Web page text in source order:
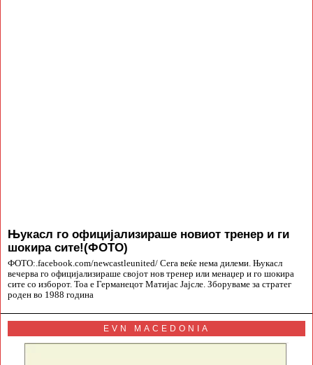
Њукасл го официјализираше новиот тренер и ги
шокира сите!(ФОТО)
ФОТО:.facebook.com/newcastleunited/ Сега веќе нема дилеми. Њукасл
вечерва го официјализираше својот нов тренер или менаџер и го шокира
сите со изборот. Тоа е Германецот Матијас Јајсле. Зборуваме за стратег
роден во 1988 година
EVN MACEDONIA